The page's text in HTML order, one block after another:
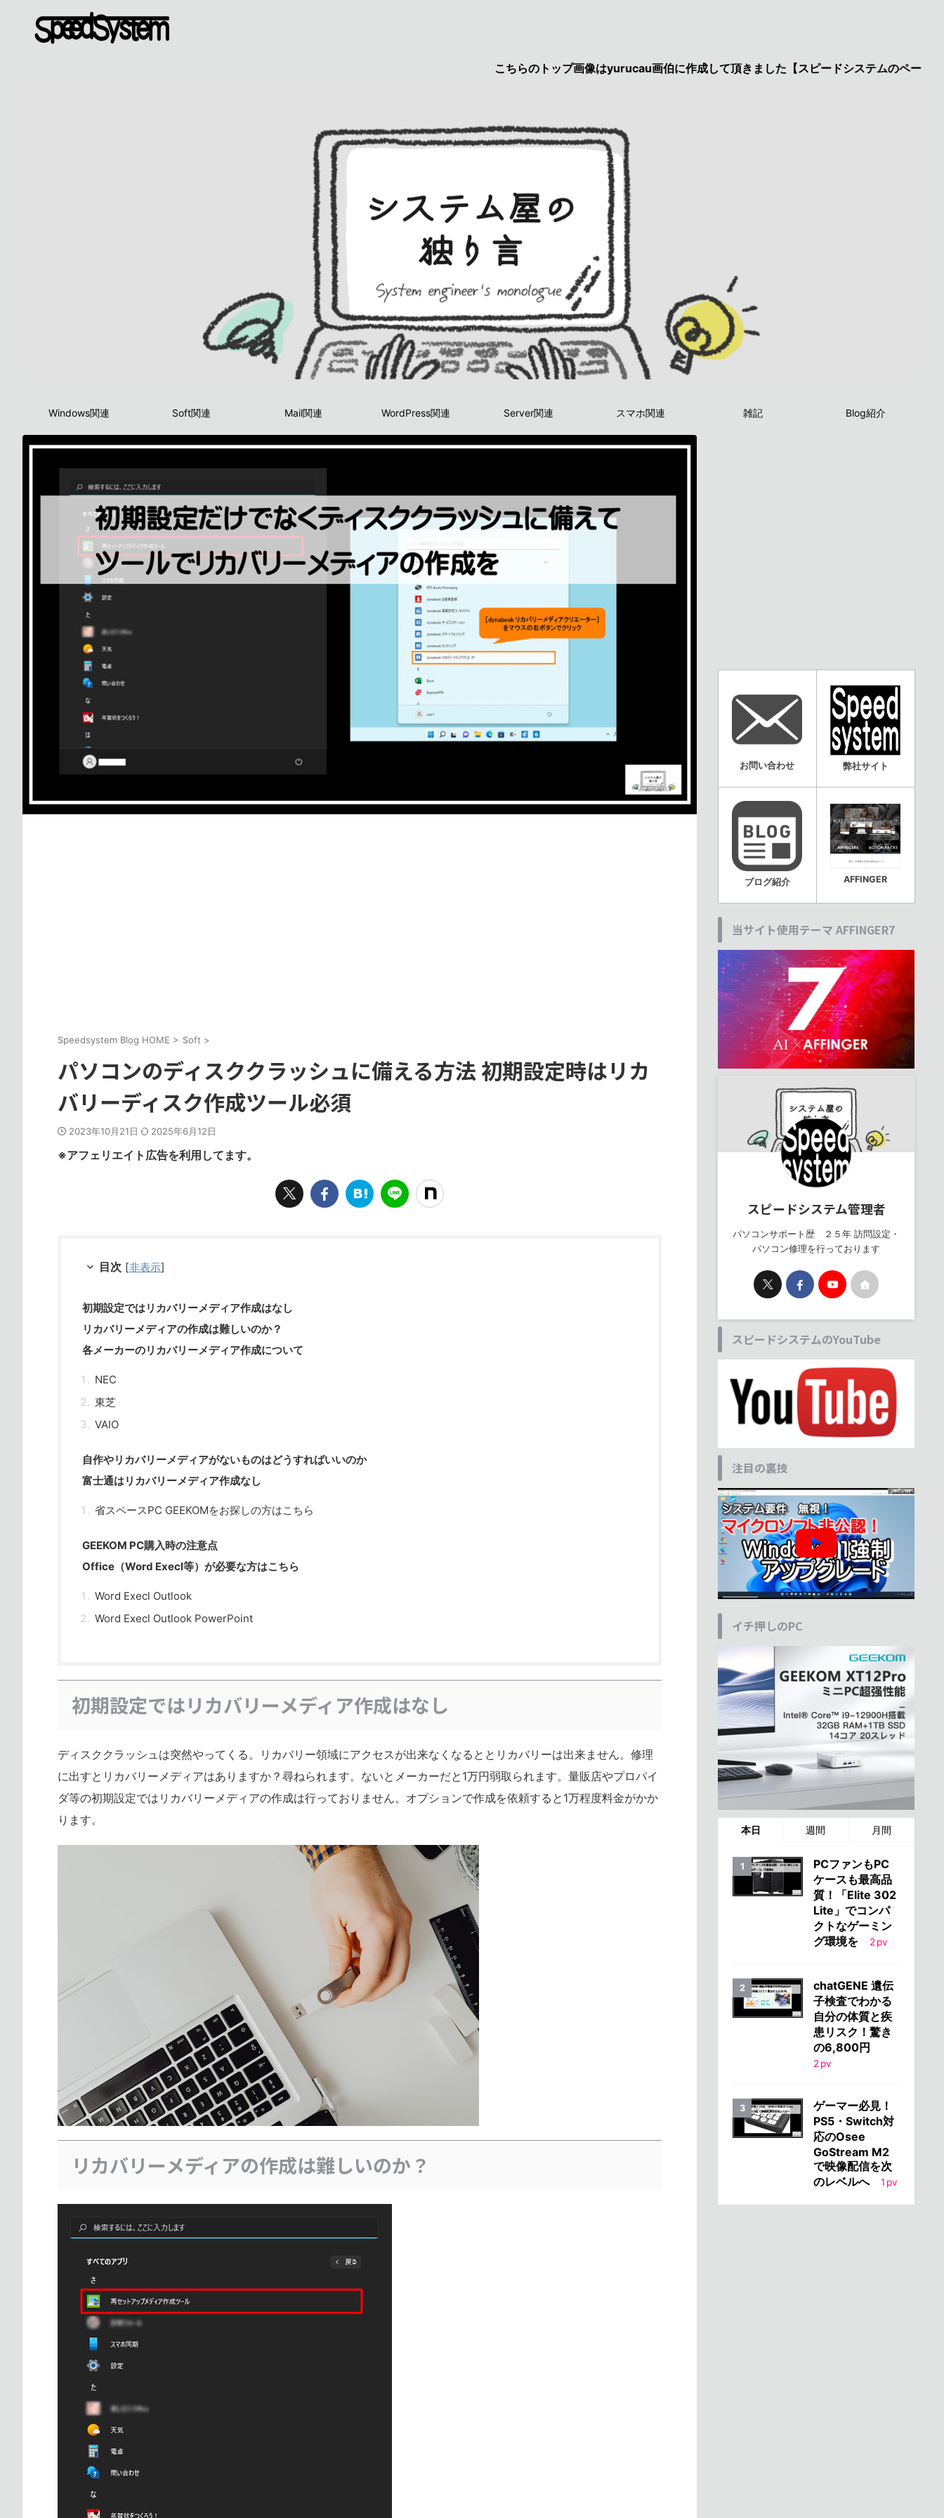
こちらのトップ画像はyurucau画伯に作成して頂きました【スピードシステムのページを見た】で
Windows関連 Soft関連 Mail関連 WordPress関連 Server関連 スマホ関連 雑記 Blog紹介
Speedsystem Blog HOME > Soft >
パソコンのディスククラッシュに備える方法 初期設定時はリカ
バリーディスク作成ツール必須
2023年10月21日 2025年6月12日
※アフェリエイト広告を利用してます。
目次 [非表示]
初期設定ではリカバリーメディア作成はなし
リカバリーメディアの作成は難しいのか？
各メーカーのリカバリーメディア作成について
NEC
東芝
VAIO
自作やリカバリーメディアがないものはどうすればいいのか
富士通はリカバリーメディア作成なし
省スペースPC GEEKOMをお探しの方はこちら
GEEKOM PC購入時の注意点
Office（Word Execl等）が必要な方はこちら
Word Execl Outlook
Word Execl Outlook PowerPoint
初期設定ではリカバリーメディア作成はなし
ディスククラッシュは突然やってくる。リカバリー領域にアクセスが出来なくなるととリカバリーは出来ません。修理
に出すとリカバリーメディアはありますか？尋ねられます。ないとメーカーだと1万円弱取られます。量販店やプロパイ
ダ等の初期設定ではリカバリーメディアの作成は行っておりません。オプションで作成を依頼すると1万程度料金がかか
ります。
リカバリーメディアの作成は難しいのか？
お問い合わせ 弊社サイト
ブログ紹介 AFFINGER
当サイト使用テーマ AFFINGER7
スピードシステム管理者
パソコンサポート歴 ２５年 訪問設定・
パソコン修理を行っております
スピードシステムのYouTube
注目の裏技
イチ押しのPC
本日 週間 月間
PCファンもPC
ケースも最高品
質！「Elite 302
Lite」でコンパ
クトなゲーミン
グ環境を
2 pv
chatGENE 遺伝
子検査でわかる
自分の体質と疾
患リスク！驚き
の6,800円
2 pv
ゲーマー必見！
PS5・Switch対
応のOsee
GoStream M2
で映像配信を次
のレベルへ
1 pv